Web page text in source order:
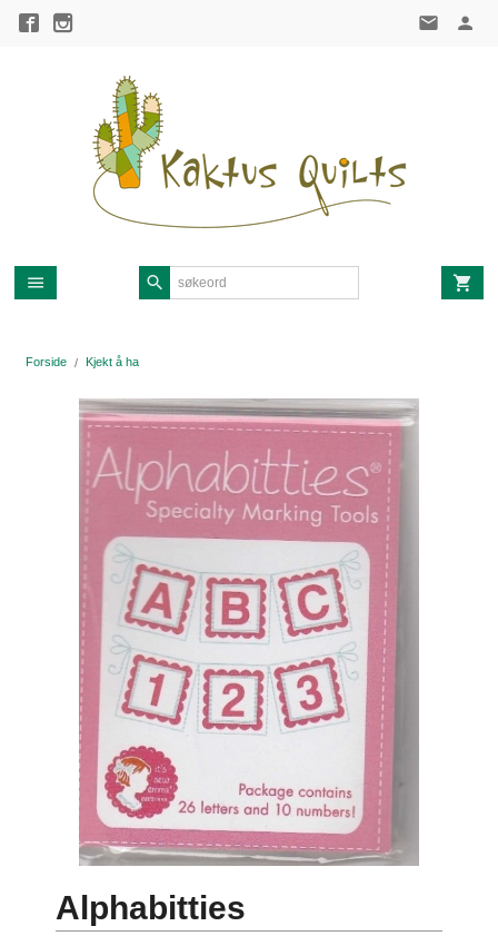
Gå
Forside Kjekt å ha
Alphabitties